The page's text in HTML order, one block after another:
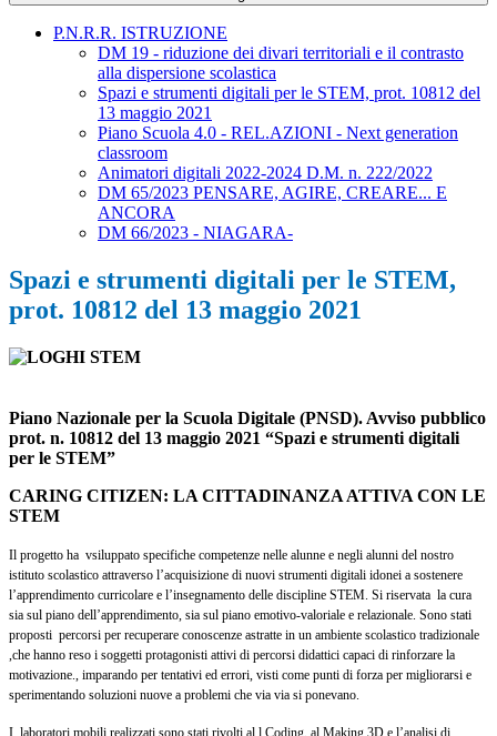
P.N.R.R. ISTRUZIONE
DM 19 - riduzione dei divari territoriali e il contrasto
alla dispersione scolastica
Spazi e strumenti digitali per le STEM, prot. 10812 del
13 maggio 2021
Piano Scuola 4.0 - REL.AZIONI - Next generation
classroom
Animatori digitali 2022-2024 D.M. n. 222/2022
DM 65/2023 PENSARE, AGIRE, CREARE... E
ANCORA
DM 66/2023 - NIAGARA-
Spazi e strumenti digitali per le STEM,
prot. 10812 del 13 maggio 2021
Piano Nazionale per la Scuola Digitale (PNSD). Avviso pubblico
prot. n. 10812 del 13 maggio 2021 “Spazi e strumenti digitali
per le STEM”
CARING CITIZEN: LA CITTADINANZA ATTIVA CON LE
STEM
Il progetto ha vsiluppato specifiche competenze nelle alunne e negli alunni del nostro
istituto scolastico attraverso l’acquisizione di nuovi strumenti digitali idonei a sostenere
l’apprendimento curricolare e l’insegnamento delle discipline STEM. Si riservata la cura
sia sul piano dell’apprendimento, sia sul piano emotivo-valoriale e relazionale. Sono stati
proposti percorsi per recuperare conoscenze astratte in un ambiente scolastico tradizionale
,che hanno reso i soggetti protagonisti attivi di percorsi didattici capaci di rinforzare la
motivazione., imparando per tentativi ed errori, visti come punti di forza per migliorarsi e
sperimentando soluzioni nuove a problemi che via via si ponevano.
I laboratori mobili realizzati sono stati rivolti al l Coding, al Making 3D e l’analisi di